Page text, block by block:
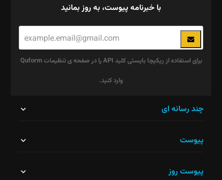
با خبرنامه پیوست، به روز بمانید
برای استفاده از ریکپچا بایستی کلید API را در صفحه ی تنظیمات Quform
وارد کنید.
نباید
چند رسانه ای
پیوست
پیوست روز